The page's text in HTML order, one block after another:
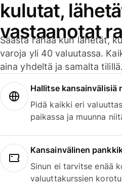
kulutat,
vastaanotat
Säästä rahaa kun lähetät,
varoja yli 40 valuutassa.
aina yhdeltä ja samalta tilillä.
Hallitse kansainvälisiä
Pidä kaikki eri
paikassa ja muunna
Kansainvälinen
Sinun ei tarvitse enää
valuuttakurssien